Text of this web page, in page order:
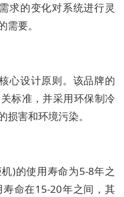
求的变化对系统进行灵
要。
心设计原则。该品牌的
标准，并采用环保制冷
害和环境污染。
)的使用寿命为5-8年之
命在15-20年之间，其